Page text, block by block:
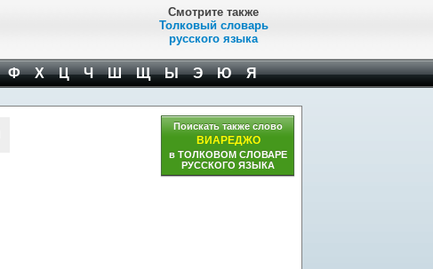
Смотрите также
Толковый словарь
русского языка
Ф Х Ц Ч Ш Щ Ы Э Ю Я
Поискать также слово
ВИАРЕДЖО
в ТОЛКОВОМ СЛОВАРЕ
РУССКОГО ЯЗЫКА